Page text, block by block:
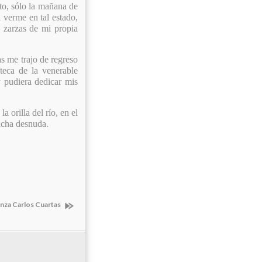
sólo la mañana de
en tal estado,
de mi propia
trajo de regreso
de la venerable
dedicar mis
orilla del río, en el
desnuda.
Carlos Cuartas